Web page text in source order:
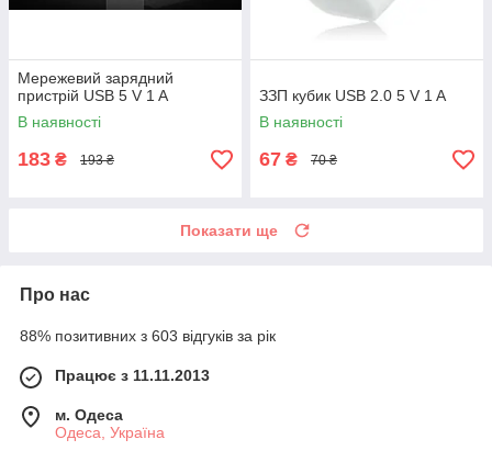
Мережевий зарядний
пристрій USB 5 V 1 A
В наявності
183 ₴ 193 ₴
ЗЗП кубик USB 2.0 5 V 1 A
В наявності
67 ₴ 70 ₴
Показати ще
Про нас
88% позитивних з 603 відгуків за рік
Працює з 11.11.2013
м. Одеса
Одеса, Україна